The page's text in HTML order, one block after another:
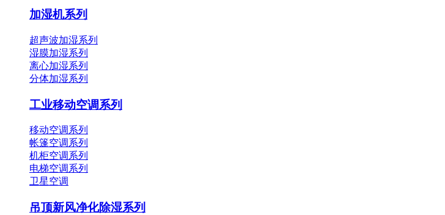
加湿机系列
超声波加湿系列
湿膜加湿系列
离心加湿系列
分体加湿系列
工业移动空调系列
移动空调系列
帐篷空调系列
机柜空调系列
电梯空调系列
卫星空调
吊顶新风净化除湿系列